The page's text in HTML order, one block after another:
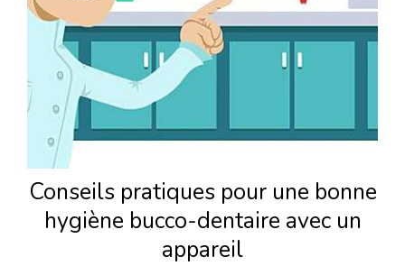
Conseils pratiques pour une bonne
hygiène bucco-dentaire avec un
appareil